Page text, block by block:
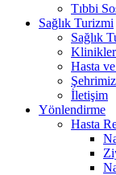
Tıbbi
Sağlık Turizmi
Sağlık
Hasta
Şehrimiz
İletişim
Yönlendirme
Hasta